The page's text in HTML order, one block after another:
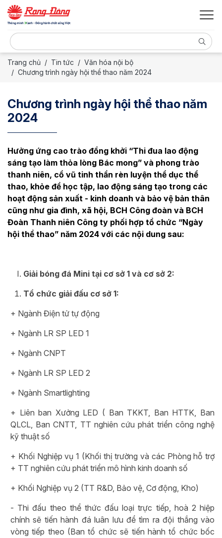
Trang chủ Tin tức
Văn hóa nội bộ
Chương trình ngày hội thể thao năm 2024
Chương trình ngày hội thể thao năm
2024
Hưởng ứng cao trào đồng khởi “Thi đua lao động
sáng tạo làm thỏa lòng Bác mong” và phong trào
thanh niên, cổ vũ tinh thần rèn luyện thể dục thể
thao, khỏe để học tập, lao động sáng tạo trong các
hoạt động sản xuất - kinh doanh và bảo vệ bản thân
cũng như gia đình, xã hội, BCH Công đoàn và BCH
Đoàn Thanh niên Công ty phối hợp tổ chức “Ngày
hội thể thao” năm 2024 với các nội dung sau:
Giải bóng đá Mini tại cơ sở 1 và cơ sở 2:
Tổ chức giải đấu cơ sở 1:
+ Ngành Điện tử tự động
+ Ngành LR SP LED 1
+ Ngành CNPT
+ Ngành LR SP LED 2
+ Ngành Smartlighting
+ Liên ban Xưởng LED ( Ban TKKT, Ban HTTK, Ban
QLCL, Ban CNTT, TT nghiên cứu phát triển công nghệ
kỹ thuật số
+ Khối Nghiệp vụ 1 (Khối thị trường và các Phòng hỗ trợ
+ TT nghiên cứu phát triển mô hình kinh doanh số
+ Khối Nghiệp vụ 2 (TT R&D, Bảo vệ, Cơ động, Kho)
- Thi đấu theo thể thức đấu loại trực tiếp, hoà 2 hiệp
chính sẽ tiến hành đá luân lưu để tìm ra đội thắng vào
vòng tiếp theo (Ban tổ chức sẽ tiến hành tổ chức bốc